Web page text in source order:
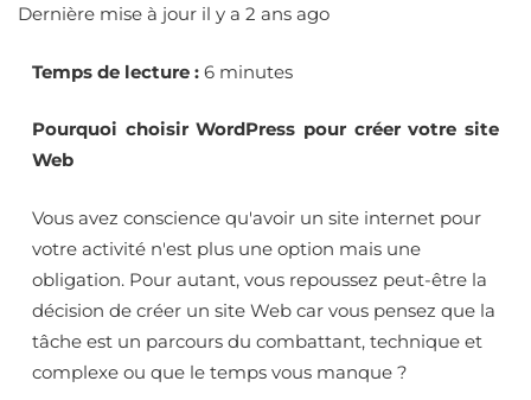
faciles
?
Dernière mise à jour il y a 2 ans ago
Temps de lecture : 6 minutes
Pourquoi choisir WordPress pour créer votre site
Web
Vous avez conscience qu'avoir un site internet pour
votre activité n'est plus une option mais une
obligation. Pour autant, vous repoussez peut-être la
décision de créer un site Web car vous pensez que la
tâche est un parcours du combattant, technique et
complexe ou que le temps vous manque ?